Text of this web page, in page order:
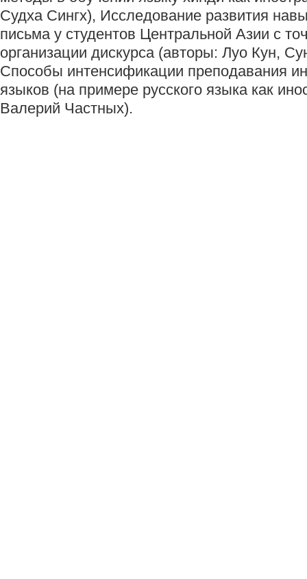
Судха Сингх), Исследование развития
письма у студентов Центральной Азии с
организации дискурса (авторы: Луо Кун,
Способы интенсификации преподавания
языков (на примере русского языка как
Валерий Частных).